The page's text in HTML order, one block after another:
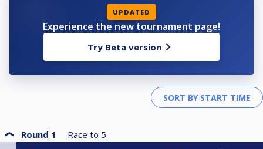
UPDATED
Experience the new tournament page!
Try Beta version
Round 1 Race to 5